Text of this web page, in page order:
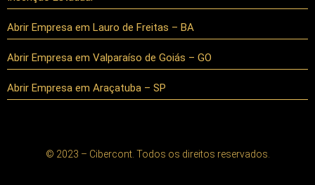
Abrir Empresa em Lauro de Freitas – BA
Abrir Empresa em Valparaíso de Goiás – GO
Abrir Empresa em Araçatuba – SP
© 2023 – Cibercont. Todos os direitos reservados.